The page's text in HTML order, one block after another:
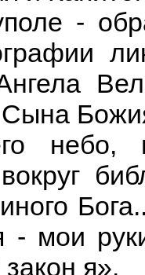
-
небо,
- мои
я».